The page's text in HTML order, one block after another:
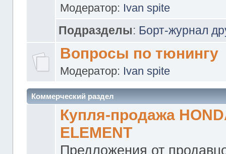
Модератор: Ivan spite
Подразделы: Борт-журнал
Вопросы по тюнингу
Модератор: Ivan spite
Коммерческий раздел
Купля-продажа
ELEMENT
Предложения от